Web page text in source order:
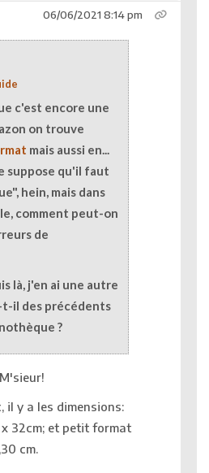
06/06/2021 8:14 pm
c'est encore une
on trouve
mais aussi en...
suppose qu'il faut
hein, mais dans
comment peut-on
de
là, j'en ai une autre
t-il des précédents
?
il y a les dimensions:
32cm; et petit format
cm.